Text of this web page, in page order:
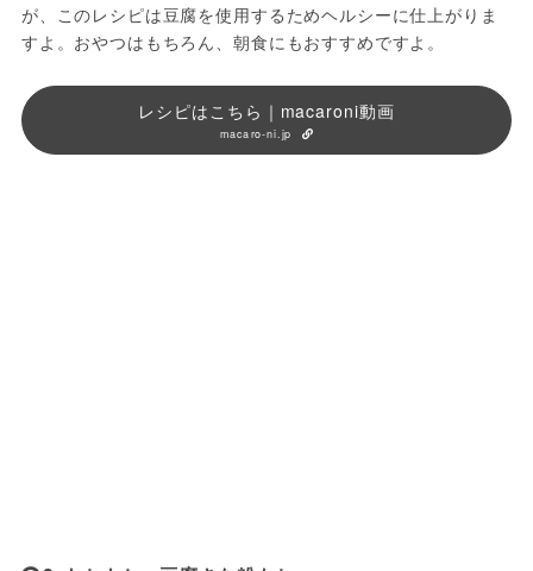
が、このレシピは豆腐を使用するためヘルシーに仕上がりま
すよ。おやつはもちろん、朝食にもおすすめですよ。
レシピはこちら｜macaroni動画
macaro-ni.jp